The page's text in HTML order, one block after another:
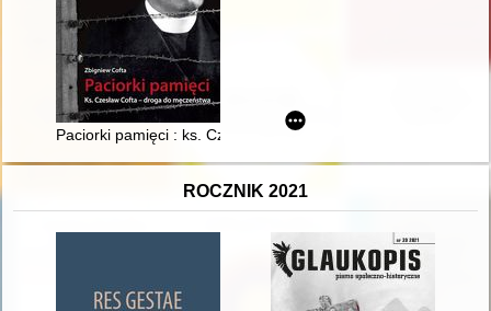
Paciorki pamięci : ks. Czesław Cofta - droga do męczeństwa
ROCZNIK 2021